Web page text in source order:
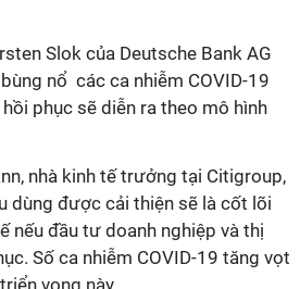
Slok của Deutsche Bank AG
nổ các ca nhiễm COVID-19
phục sẽ diễn ra theo mô hình
nhà kinh tế trưởng tại Citigroup,
dùng được cải thiện sẽ là cốt lõi
nếu đầu tư doanh nghiệp và thị
Số ca nhiễm COVID-19 tăng vọt
vọng này.